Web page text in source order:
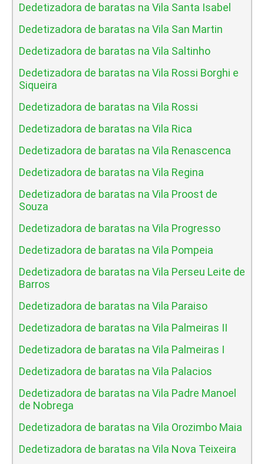
Dedetizadora de baratas na Vila Santa Isabel
Dedetizadora de baratas na Vila San Martin
Dedetizadora de baratas na Vila Saltinho
Dedetizadora de baratas na Vila Rossi Borghi e
Siqueira
Dedetizadora de baratas na Vila Rossi
Dedetizadora de baratas na Vila Rica
Dedetizadora de baratas na Vila Renascenca
Dedetizadora de baratas na Vila Regina
Dedetizadora de baratas na Vila Proost de
Souza
Dedetizadora de baratas na Vila Progresso
Dedetizadora de baratas na Vila Pompeia
Dedetizadora de baratas na Vila Perseu Leite de
Barros
Dedetizadora de baratas na Vila Paraiso
Dedetizadora de baratas na Vila Palmeiras II
Dedetizadora de baratas na Vila Palmeiras I
Dedetizadora de baratas na Vila Palacios
Dedetizadora de baratas na Vila Padre Manoel
de Nobrega
Dedetizadora de baratas na Vila Orozimbo Maia
Dedetizadora de baratas na Vila Nova Teixeira